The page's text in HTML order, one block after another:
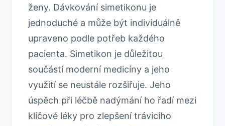
ženy. Dávkování simetikonu je
jednoduché a může být individuálně
upraveno podle potřeb každého
pacienta. Simetikon je důležitou
součástí moderní medicíny a jeho
využití se neustále rozšiřuje. Jeho
úspěch při léčbě nadýmání ho řadí mezi
klíčové léky pro zlepšení trávicího